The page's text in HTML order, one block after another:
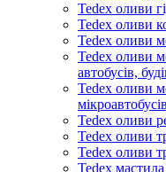
Tedex оливи
Tedex оливи
Tedex оливи
Tedex оливи
автобусів,
Tedex оливи
мікроавтобусів
Tedex оливи
Tedex оливи
Tedex оливи
Tedex